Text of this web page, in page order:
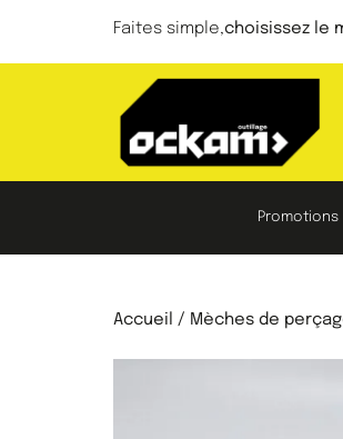
Faites simple,choisissez le
Promotions
Accueil / Mèches de